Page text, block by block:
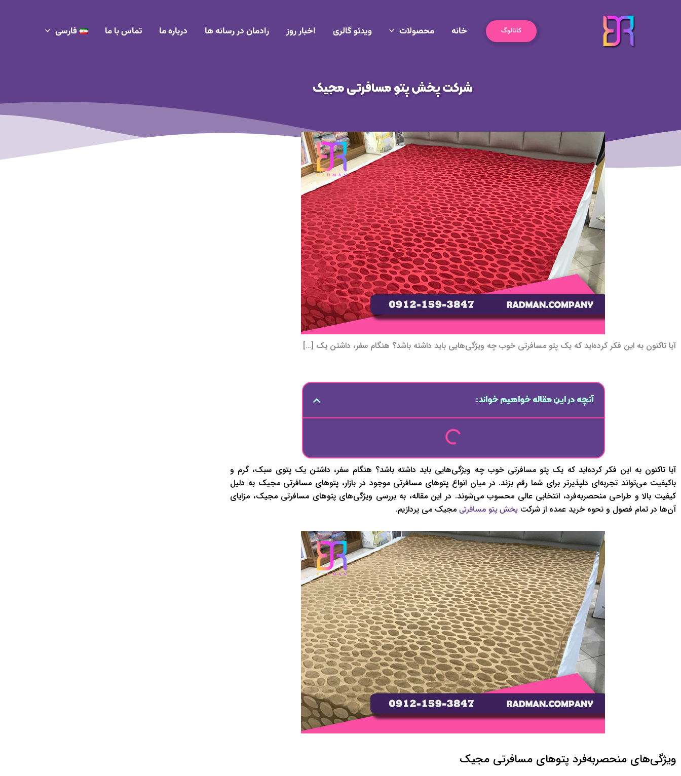
کاتالوگ خانه محصولات ویدئو گالری اخبار روز رادمان در رسانه ها درباره ما تماس با ما فارسی
شرکت پخش پتو مسافرتی مجیک
آیا تاکنون به این فکر کرده‌اید که یک پتو مسافرتی خوب چه ویژگی‌هایی باید داشته باشد؟ هنگام سفر، داشتن یک […]
آنچه در این مقاله خواهیم خواند:
آیا تاکنون به این فکر کرده‌اید که یک پتو مسافرتی خوب چه ویژگی‌هایی باید داشته باشد؟ هنگام سفر، داشتن یک پتوی سبک، گرم و
باکیفیت می‌تواند تجربه‌ای دلپذیرتر برای شما رقم بزند. در میان انواع پتوهای مسافرتی موجود در بازار، پتوهای مسافرتی مجیک به دلیل
کیفیت بالا و طراحی منحصر‌به‌فرد، انتخابی عالی محسوب می‌شوند. در این مقاله، به بررسی ویژگی‌های پتوهای مسافرتی مجیک، مزایای
آن‌ها در تمام فصول و نحوه خرید عمده از شرکت پخش پتو مسافرتی مجیک می پردازیم.
ویژگی‌های منحصربه‌فرد پتوهای مسافرتی مجیک